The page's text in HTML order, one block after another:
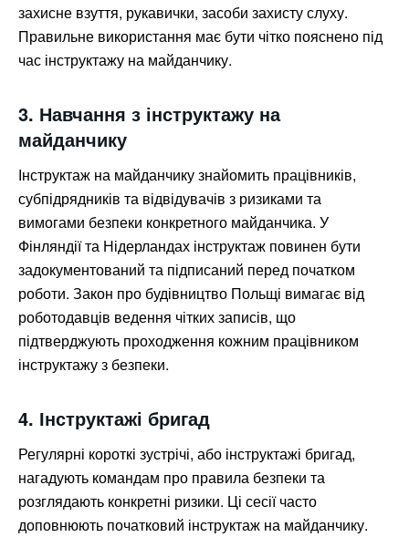
захисне взуття, рукавички, засоби захисту слуху.
Правильне використання має бути чітко пояснено під
час інструктажу на майданчику.
3. Навчання з інструктажу на
майданчику
Інструктаж на майданчику знайомить працівників,
субпідрядників та відвідувачів з ризиками та
вимогами безпеки конкретного майданчика. У
Фінляндії та Нідерландах інструктаж повинен бути
задокументований та підписаний перед початком
роботи. Закон про будівництво Польщі вимагає від
роботодавців ведення чітких записів, що
підтверджують проходження кожним працівником
інструктажу з безпеки.
4. Інструктажі бригад
Регулярні короткі зустрічі, або інструктажі бригад,
нагадують командам про правила безпеки та
розглядають конкретні ризики. Ці сесії часто
доповнюють початковий інструктаж на майданчику.